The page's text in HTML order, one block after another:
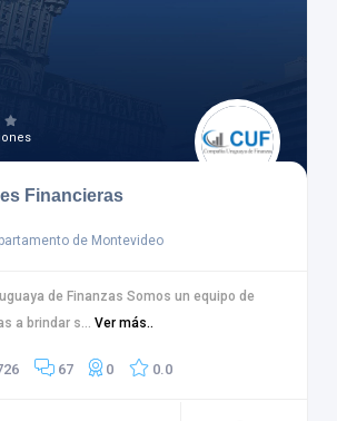
Financieras
de Montevideo
de Finanzas Somos un equipo de
a brindar s... Ver más..
67 0 0.0